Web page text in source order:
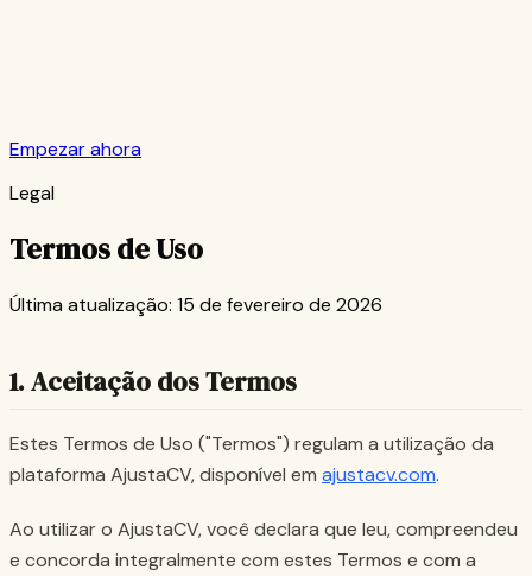
Empezar ahora
Legal
Termos de Uso
Última atualização: 15 de fevereiro de 2026
1. Aceitação dos Termos
Estes Termos de Uso ("Termos") regulam a utilização da
plataforma AjustaCV, disponível em ajustacv.com.
Ao utilizar o AjustaCV, você declara que leu, compreendeu
e concorda integralmente com estes Termos e com a